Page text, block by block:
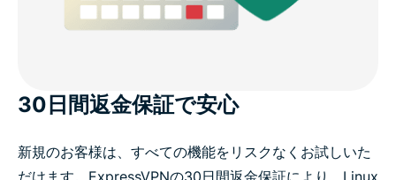
30日間返金保証で安心
新規のお客様は、すべての機能をリスクなくお試しいた